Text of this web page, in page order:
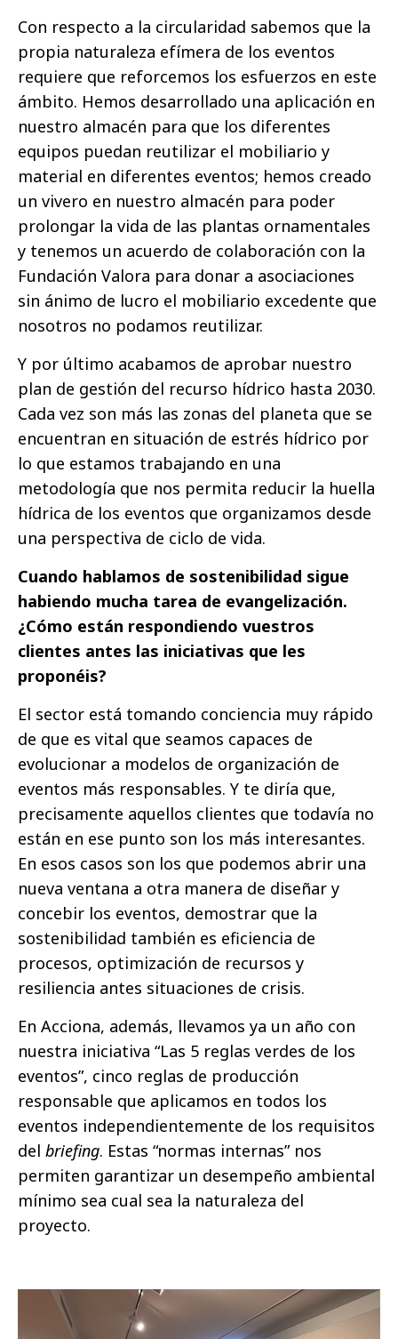
Con respecto a la circularidad sabemos que la
propia naturaleza efímera de los eventos
requiere que reforcemos los esfuerzos en este
ámbito. Hemos desarrollado una aplicación en
nuestro almacén para que los diferentes
equipos puedan reutilizar el mobiliario y
material en diferentes eventos; hemos creado
un vivero en nuestro almacén para poder
prolongar la vida de las plantas ornamentales
y tenemos un acuerdo de colaboración con la
Fundación Valora para donar a asociaciones
sin ánimo de lucro el mobiliario excedente que
nosotros no podamos reutilizar.
Y por último acabamos de aprobar nuestro
plan de gestión del recurso hídrico hasta 2030.
Cada vez son más las zonas del planeta que se
encuentran en situación de estrés hídrico por
lo que estamos trabajando en una
metodología que nos permita reducir la huella
hídrica de los eventos que organizamos desde
una perspectiva de ciclo de vida.
Cuando hablamos de sostenibilidad sigue
habiendo mucha tarea de evangelización.
¿Cómo están respondiendo vuestros
clientes antes las iniciativas que les
proponéis?
El sector está tomando conciencia muy rápido
de que es vital que seamos capaces de
evolucionar a modelos de organización de
eventos más responsables. Y te diría que,
precisamente aquellos clientes que todavía no
están en ese punto son los más interesantes.
En esos casos son los que podemos abrir una
nueva ventana a otra manera de diseñar y
concebir los eventos, demostrar que la
sostenibilidad también es eficiencia de
procesos, optimización de recursos y
resiliencia antes situaciones de crisis.
En Acciona, además, llevamos ya un año con
nuestra iniciativa “Las 5 reglas verdes de los
eventos”, cinco reglas de producción
responsable que aplicamos en todos los
eventos independientemente de los requisitos
del briefing. Estas “normas internas” nos
permiten garantizar un desempeño ambiental
mínimo sea cual sea la naturaleza del
proyecto.